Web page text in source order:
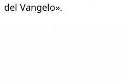
del Vangelo».